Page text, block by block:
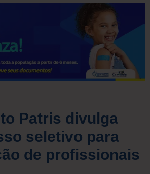
Patris divulga
seletivo para
de profissionais